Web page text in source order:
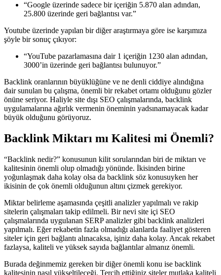
“Google üzerinde sadece bir içeriğin 5.870 alan adından,
25.800 üzerinde geri bağlantısı var.”
Youtube üzerinde yapılan bir diğer araştırmaya göre ise karşımıza
şöyle bir sonuç çıkıyor:
“YouTube pazarlamasına dair 1 içeriğin 1230 alan adından,
3000’in üzerinde geri bağlantısı bulunuyor.”
Backlink oranlarının büyüklüğüne ve ne denli ciddiye alındığına
dair sunulan bu çalışma, önemli bir rekabet ortamı olduğunu gözler
önüne seriyor. Haliyle site dışı SEO çalışmalarında, backlink
uygulamalarına ağırlık vermenin öneminin yadsınamayacak kadar
büyük olduğunu görüyoruz.
Backlink Miktarı mı Kalitesi mi Önemli?
“Backlink nedir?” konusunun kilit sorularından biri de miktarı ve
kalitesinin önemli olup olmadığı yönünde. İkisinden birine
yoğunlaşmak daha kolay olsa da backlink söz konusuyken her
ikisinin de çok önemli olduğunun altını çizmek gerekiyor.
Miktar belirleme aşamasında çeşitli analizler yapılmalı ve rakip
sitelerin çalışmaları takip edilmeli. Bir nevi site içi SEO
çalışmalarında uygulanan SERP analizler gibi backlink analizleri
yapılmalı. Eğer rekabetin fazla olmadığı alanlarda faaliyet gösteren
siteler için geri bağlantı alınacaksa, işiniz daha kolay. Ancak rekabet
fazlaysa, kaliteli ve yüksek sayıda bağlantılar almanız önemli.
Burada değinmemiz gereken bir diğer önemli konu ise backlink
kalitesinin nasıl yükseltileceği. Tercih ettiğiniz siteler mutlaka kaliteli